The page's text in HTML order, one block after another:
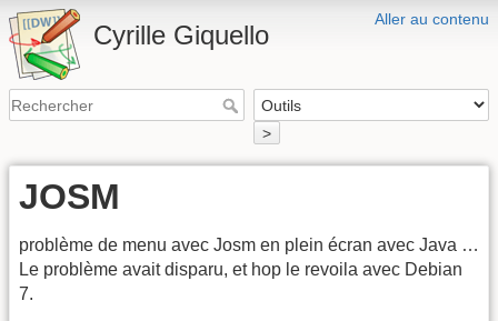
Aller au contenu
Cyrille Giquello
>
JOSM
problème de menu avec Josm en plein écran avec Java …
Le problème avait disparu, et hop le revoila avec Debian
7.